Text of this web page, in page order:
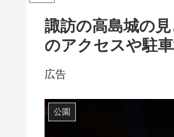
諏訪の高島城の
のアクセスや駐車
広告
公園